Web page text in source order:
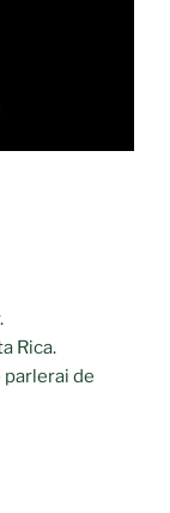
Rica.
de